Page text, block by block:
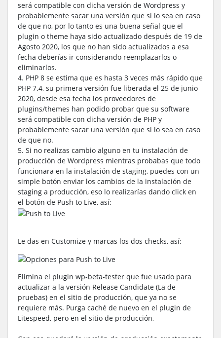
será compatible con dicha versión de Wordpress y
probablemente sacar una versión que si lo sea en caso
de que no, por lo tanto es una buena señal que el
plugin o theme haya sido actualizado después de 19 de
Agosto 2020, los que no han sido actualizados a esa
fecha deberías ir considerando reemplazarlos o
eliminarlos.
4. PHP 8 se estima que es hasta 3 veces más rápido que
PHP 7.4, su primera versión fue liberada el 25 de junio
2020, desde esa fecha los proveedores de
plugins/themes han podido probar que su software
será compatible con dicha versión de PHP y
probablemente sacar una versión que si lo sea en caso
de que no.
5. Si no realizas cambio alguno en tu instalación de
producción de Wordpress mientras probabas que todo
funcionara en la instalación de staging, puedes con un
simple botón enviar los cambios de la instalación de
staging a producción, eso lo realizarías dando click en
el botón de Push to Live, así:
Le das en Customize y marcas los dos checks, así:
Elimina el plugin wp-beta-tester que fue usado para
actualizar a la versión Release Candidate (La de
pruebas) en el sitio de producción, que ya no se
requiere más. Purga caché de nuevo en el plugin de
Litespeed, pero en el sitio de producción,